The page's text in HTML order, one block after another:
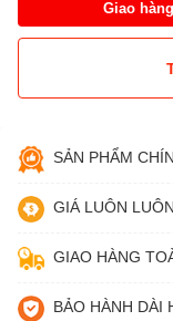
Giao
SẢN PHẨM
GIÁ LUÔN
GIAO HÀNG
BẢO HÀNH DÀI